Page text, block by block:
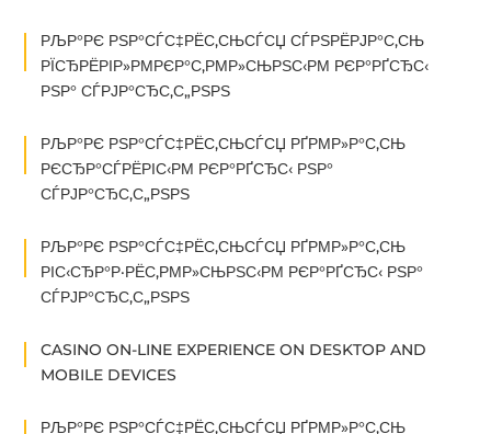
РЉР°РЄ РЅР°СЃС‡РЁС‚СЊСЃСЏ СЃРЅРЁРЈР°С‚СЊ
РЇСЂРЁРІР»РΜРЄР°С‚РΜР»СЊРЅС‹РΜ РЄР°РҐСЂС‹
РЅР° СЃРЈР°СЂС‚С„РЅРЅ
РЉР°РЄ РЅР°СЃС‡РЁС‚СЊСЃСЏ РҐРΜР»Р°С‚СЊ
РЄСЂР°СЃРЁРІС‹РΜ РЄР°РҐСЂС‹ РЅР°
СЃРЈР°СЂС‚С„РЅРЅ
РЉР°РЄ РЅР°СЃС‡РЁС‚СЊСЃСЏ РҐРΜР»Р°С‚СЊ
РІС‹СЂР°Р·РЁС‚РΜР»СЊРЅС‹РΜ РЄР°РҐСЂС‹ РЅР°
СЃРЈР°СЂС‚С„РЅРЅ
CASINO ON-LINE EXPERIENCE ON DESKTOP AND
MOBILE DEVICES
РЉР°РЄ РЅР°СЃС‡РЁС‚СЊСЃСЏ РҐРΜР»Р°С‚СЊ